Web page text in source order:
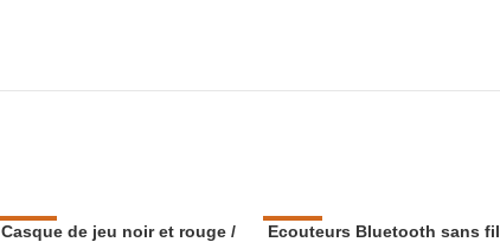
-42%
AJOUTER AU PANIER
Casque de jeu noir et rouge /
-29%
LIRE LA SUITE
Ecouteurs Bluetooth sans fil